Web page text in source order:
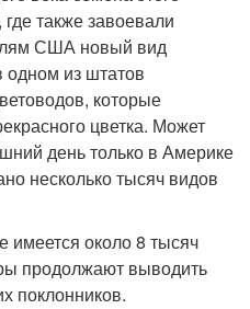
также завоевали
США новый вид
одном из штатов
которые
цветка. Может
день только в Америке
несколько тысяч видов
имеется около 8 тысяч
продолжают выводить
поклонников.